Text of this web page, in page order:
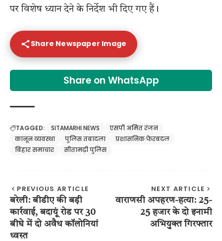
पर विशेष ध्यान देने के निर्देश भी दिए गए हैं।
Share Newspaper Image
Share on WhatsApp
TAGGED: SITAMARHI NEWS
एसपी अमित रंजन
कानून व्यवस्था
पुलिस तबादला
प्रशासनिक फेरबदल
बिहार समाचार
सीतामढ़ी पुलिस
PREVIOUS ARTICLE
बरेली: बीडीए की बड़ी
कार्रवाई, बदायूं रोड पर 30
बीघे में दो अवैध कॉलोनियां
ध्वस्त
NEXT ARTICLE
वाराणसी अपहरण-हत्या: 25-
25 हजार के दो इनामी
अभियुक्त गिरफ्तार